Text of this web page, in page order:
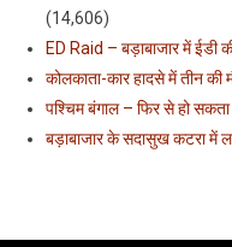
(14,606)
ED Raid – बड़ाबाजार में ईडी
कोलकाता-कार हादसे में तीन की
पश्चिम बंगाल – फिर से हो
बड़ाबाजार के सदासुख कटरा में